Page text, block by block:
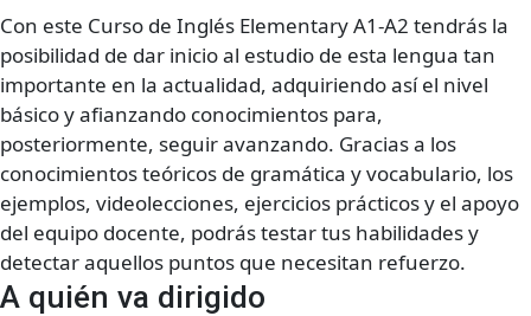
Con este Curso de Inglés Elementary A1-A2 tendrás la
posibilidad de dar inicio al estudio de esta lengua tan
importante en la actualidad, adquiriendo así el nivel
básico y afianzando conocimientos para,
posteriormente, seguir avanzando. Gracias a los
conocimientos teóricos de gramática y vocabulario, los
ejemplos, videolecciones, ejercicios prácticos y el apoyo
del equipo docente, podrás testar tus habilidades y
detectar aquellos puntos que necesitan refuerzo.
A quién va dirigido